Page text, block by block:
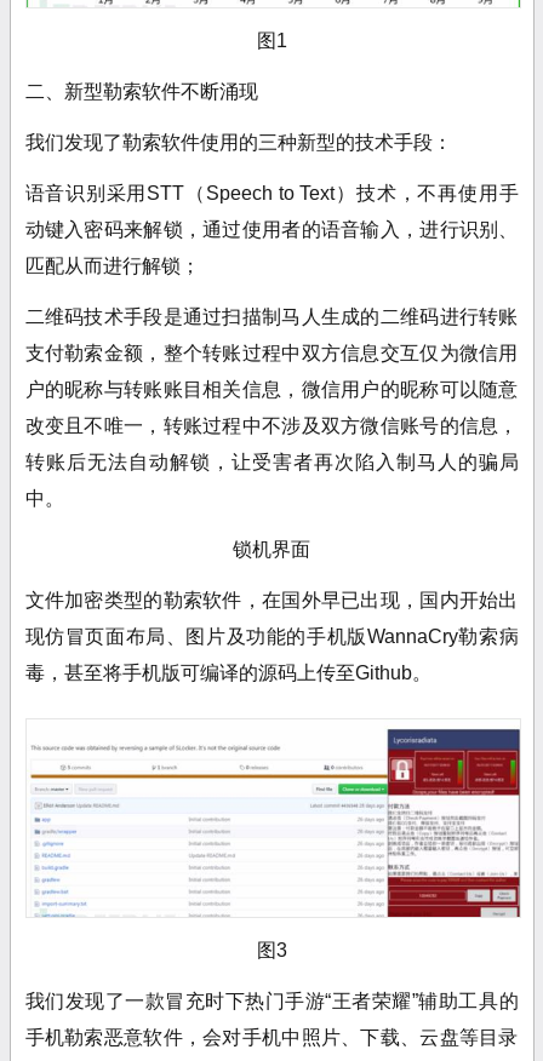
图1
二、新型勒索软件不断涌现
我们发现了勒索软件使用的三种新型的技术手段：
语音识别采用STT（Speech to Text）技术，不再使用手
动键入密码来解锁，通过使用者的语音输入，进行识别、
匹配从而进行解锁；
二维码技术手段是通过扫描制马人生成的二维码进行转账
支付勒索金额，整个转账过程中双方信息交互仅为微信用
户的昵称与转账账目相关信息，微信用户的昵称可以随意
改变且不唯一，转账过程中不涉及双方微信账号的信息，
转账后无法自动解锁，让受害者再次陷入制马人的骗局
中。
锁机界面
文件加密类型的勒索软件，在国外早已出现，国内开始出
现仿冒页面布局、图片及功能的手机版WannaCry勒索病
毒，甚至将手机版可编译的源码上传至Github。
图3
我们发现了一款冒充时下热门手游“王者荣耀”辅助工具的
手机勒索恶意软件，会对手机中照片、下载、云盘等目录